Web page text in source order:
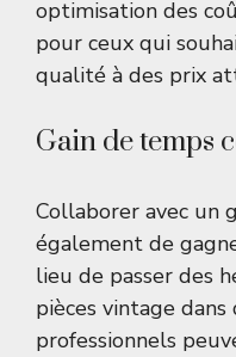
optimisation des
pour ceux qui
qualité à des prix
Gain de temps
Collaborer avec un
également de
lieu de passer des
pièces vintage
professionnels